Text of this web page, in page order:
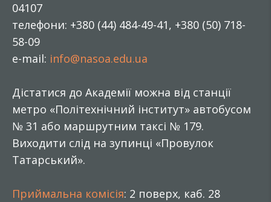
04107
телефони: +380 (44) 484-49-41, +380 (50) 718-
58-09
e-mail: info@nasoa.edu.ua
Дістатися до Академії можна від станції
метро «Політехнічний інститут» автобусом
№ 31 або маршрутним таксі № 179.
Виходити слід на зупинці «Провулок
Татарський».
Приймальна комісія: 2 поверх, каб. 28